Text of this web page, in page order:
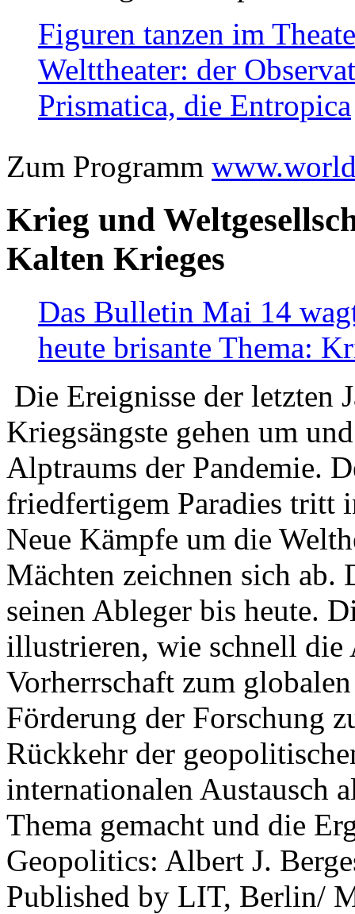
Figuren tanzen im
Welttheater: der
Prismatica, die Entropica
Zum Programm
Krieg und
Kalten Krieges
Das Bulletin Mai 14
heute brisante Thema:
Die Ereignisse der letzten
Kriegsängste gehen um
Alptraums der Pandemie.
friedfertigem Paradies tritt
Neue Kämpfe um die
Mächten zeichnen sich
seinen Ableger bis heute.
illustrieren, wie schnell die
Vorherrschaft zum
Förderung der Forschung
Rückkehr der
internationalen Austausch
Thema gemacht und die
Geopolitics: Albert J.
Published by LIT, Berlin/